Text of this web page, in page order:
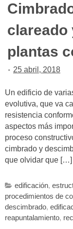
clareado
plantas
25 abril, 2018
Un edificio de
evolutiva, que va
resistencia
aspectos más
proceso
cimbrado y
que olvidar que […]
edificación,
procedimientos de
descimbrado,
reapuntalamiento,